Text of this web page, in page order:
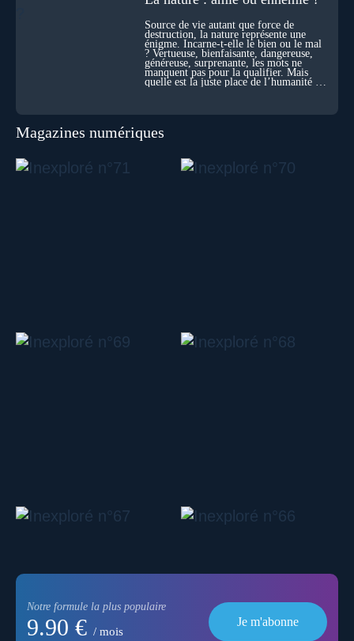
Source de vie autant que force de
destruction, la nature représente une
énigme. Incarne-t-elle le bien ou le mal
? Vertueuse, bienfaisante, dangereuse,
généreuse, surprenante, les mots ne
manquent pas pour la qualifier. Mais
quelle est la juste place de l’humanité au
Magazines numériques
Notre formule la plus populaire
9.90 € / mois
Je m'abonne